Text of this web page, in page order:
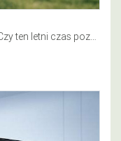
Wakacje nieubłaganie dobiegły końca. Czy ten letni czas pozostawił na Twojej twarzy uśmiech, skórę muśniętą słońcem, ale włosy w nie…